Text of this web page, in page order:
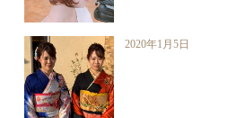
2020年1月5日